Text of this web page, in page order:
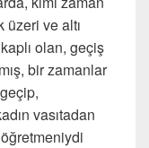
ve altı
olan, geçiş
bir zamanlar
vasıtadan